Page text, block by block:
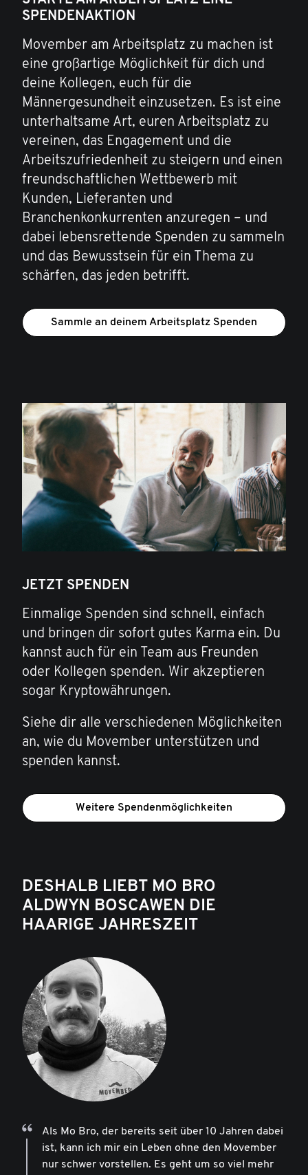
SPENDENAKTION
Movember am Arbeitsplatz zu machen ist
eine großartige Möglichkeit für dich und
deine Kollegen, euch für die
Männergesundheit einzusetzen. Es ist eine
unterhaltsame Art, euren Arbeitsplatz zu
vereinen, das Engagement und die
Arbeitszufriedenheit zu steigern und einen
freundschaftlichen Wettbewerb mit
Kunden, Lieferanten und
Branchenkonkurrenten anzuregen – und
dabei lebensrettende Spenden zu sammeln
und das Bewusstsein für ein Thema zu
schärfen, das jeden betrifft.
Sammle an deinem Arbeitsplatz Spenden
JETZT SPENDEN
Einmalige Spenden sind schnell, einfach
und bringen dir sofort gutes Karma ein. Du
kannst auch für ein Team aus Freunden
oder Kollegen spenden. Wir akzeptieren
sogar Kryptowährungen.
Siehe dir alle verschiedenen Möglichkeiten
an, wie du Movember unterstützen und
spenden kannst.
Weitere Spendenmöglichkeiten
DESHALB LIEBT MO BRO
ALDWYN BOSCAWEN DIE
HAARIGE JAHRESZEIT
Als Mo Bro, der bereits seit über 10 Jahren dabei
ist, kann ich mir ein Leben ohne den Movember
nur schwer vorstellen. Es geht um so viel mehr